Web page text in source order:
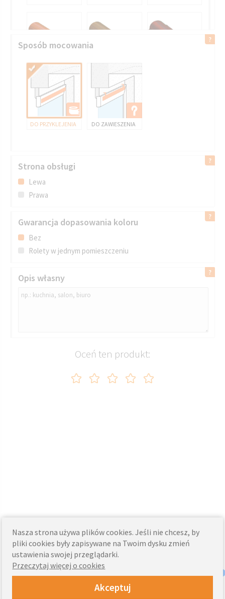
Sposób mocowania
DO PRZYKLEJENIA DO ZAWIESZENIA
Strona obsługi
Lewa
Prawa
Gwarancja dopasowania koloru
Bez
Rolety w jednym pomieszczeniu
Opis własny
Oceń ten produkt:
Nasza strona używa plików cookies. Jeśli nie chcesz, by
pliki cookies były zapisywane na Twoim dysku zmień
ustawienia swojej przeglądarki.
Przeczytaj więcej o cookies
Akceptuj